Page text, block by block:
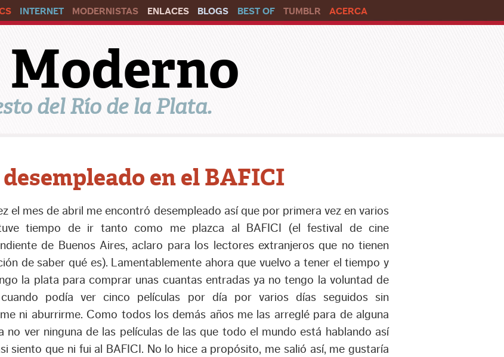
INTERNET MODERNISTAS ENLACES BLOGS BEST OF TUMBLR ACERCA
Moderno
del Río de la Plata.
en el BAFICI
el mes de abril me encontró desempleado así que por primera vez en varios
tiempo de ir tanto como me plazca al BAFICI (el festival de cine
de Buenos Aires, aclaro para los lectores extranjeros que no tienen
de saber qué es). Lamentablemente ahora que vuelvo a tener el tiempo y
la plata para comprar unas cuantas entradas ya no tengo la voluntad de
podía ver cinco películas por día por varios días seguidos sin
ni aburrirme. Como todos los demás años me las arreglé para de alguna
no ver ninguna de las películas de las que todo el mundo está hablando así
siento que ni fui al BAFICI. No lo hice a propósito, me salió así, me gustaría